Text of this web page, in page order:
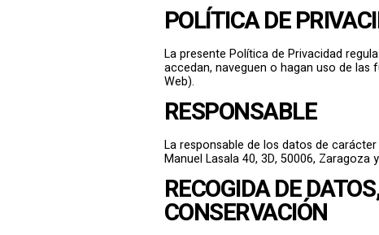
POLÍTICA DE
La presente Política de Privacidad
accedan, naveguen o hagan uso de las
Web).
RESPONSABLE
La responsable de los datos de
Manuel Lasala 40, 3D, 50006, Zaragoza
RECOGIDA DE
CONSERVACIÓN